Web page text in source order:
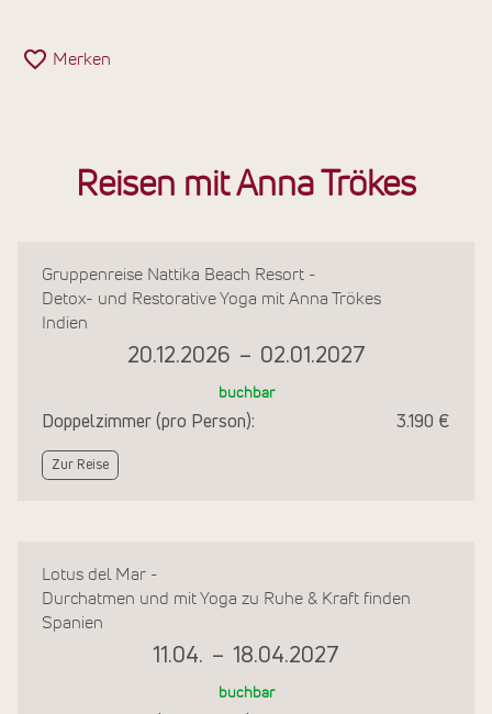
Merken
Reisen mit Anna Trökes
Gruppenreise Nattika Beach Resort -
Detox- und Restorative Yoga mit Anna Trökes
Indien
20.12.2026 – 02.01.2027
buchbar
Doppelzimmer (pro Person): 3.190 €
Zur Reise
Lotus del Mar -
Durchatmen und mit Yoga zu Ruhe & Kraft finden
Spanien
11.04. – 18.04.2027
buchbar